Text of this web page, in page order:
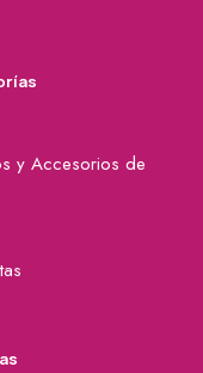
y Accesorios de